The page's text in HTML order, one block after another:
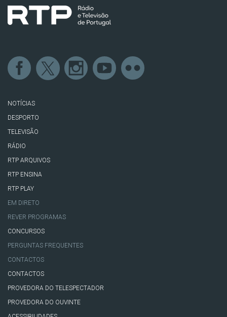
NOTÍCIAS
DESPORTO
TELEVISÃO
RÁDIO
RTP ARQUIVOS
RTP ENSINA
RTP PLAY
EM DIRETO
REVER PROGRAMAS
CONCURSOS
PERGUNTAS FREQUENTES
CONTACTOS
CONTACTOS
PROVEDORA DO TELESPECTADOR
PROVEDORA DO OUVINTE